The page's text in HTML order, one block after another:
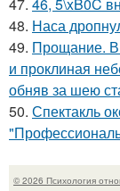
47. 46, 5\xB0C
48. Наса
49. Прощание. В
и проклиная
обняв за шею
50. Спектакль
© 2026 Психология